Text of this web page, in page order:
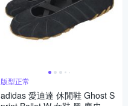
版型正常
adidas 愛迪達 休閒鞋 Ghost S